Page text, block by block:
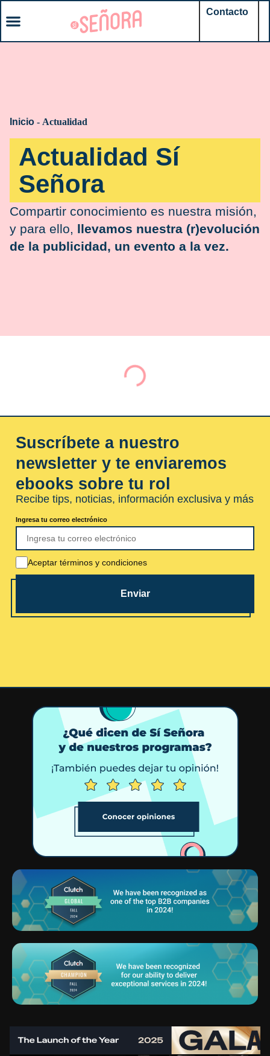
Contacto
Inicio - Actualidad
Actualidad Sí
Señora
Compartir conocimiento es nuestra misión,
y para ello, llevamos nuestra (r)evolución
de la publicidad, un evento a la vez.
Suscríbete a nuestro
newsletter y te enviaremos
ebooks sobre tu rol
Recibe tips, noticias, información exclusiva y más
Ingresa tu correo electrónico
Aceptar términos y condiciones
Enviar